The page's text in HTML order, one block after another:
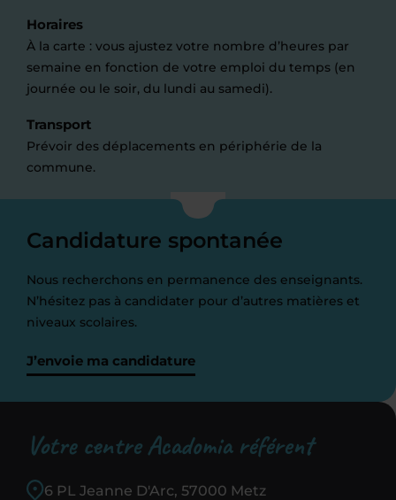
Horaires
À la carte : vous ajustez votre nombre d’heures par
semaine en fonction de votre emploi du temps (en
journée ou le soir, du lundi au samedi).
Transport
Prévoir des déplacements en périphérie de la
commune.
Candidature spontanée
Nous recherchons en permanence des enseignants.
N’hésitez pas à candidater pour d’autres matières et
niveaux scolaires.
J’envoie ma candidature
Votre centre Acadomia référent
6 PL Jeanne D'Arc, 57000 Metz